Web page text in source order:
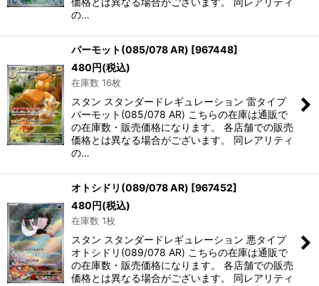
の…
パーモット(085/078 AR) [967448]
480円(税込)
在庫数 16枚
スタン スタンダードレギュレーション 雷タイプ
パーモット(085/078 AR) こちらの在庫は通販で
の在庫数・販売価格になります。 各店舗での販売
価格とは異なる場合がございます。 同レアリティ
の…
オトシドリ(089/078 AR) [967452]
480円(税込)
在庫数 1枚
スタン スタンダードレギュレーション 悪タイプ
オトシドリ(089/078 AR) こちらの在庫は通販で
の在庫数・販売価格になります。 各店舗での販売
価格とは異なる場合がございます。 同レアリティ